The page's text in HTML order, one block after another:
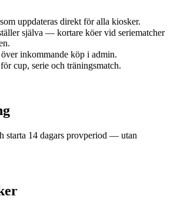
uppdateras direkt för alla kiosker.
själva — kortare köer vid seriematcher
inkommande köp i admin.
cup, serie och träningsmatch.
starta 14 dagars provperiod — utan